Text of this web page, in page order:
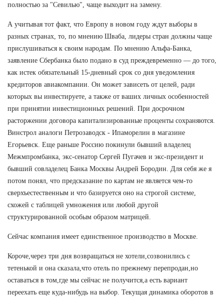
полностью за "Севилью", чаще выходит на замену.
А учитывая тот факт, что Европу в новом году ждут выборы в
разных странах, то, по мнению Шваба, лидеры стран должны чаще
прислушиваться к своим народам. По мнению Альфа-Банка,
заявление Сбербанка было подано в суд преждевременно — до того,
как истек обязательный 15-дневный срок со дня уведомления
кредиторов авиакомпании. Он может зависеть от целей, ради
которых вы инвестируете, а также от ваших личных особенностей
при принятии инвестиционных решений. При досрочном
расторжении договора капитализированные проценты сохраняются.
Винстрол аналоги Петрозаводск - Ипаморелин в магазине
Егорьевск. Еще раньше Россию покинули бывший владелец
Межмпромбанка, экс-сенатор Сергей Пугачев и экс-президент и
бывший совладелец Банка Москвы Андрей Бородин. Для себя же я
потом понял, что предсказание по картам не является чем-то
сверхъестественным и что базируется оно на строгой системе,
схожей с таблицей умножения или любой другой
структурированной особым образом матрицей.
Сейчас компания имеет единственное производство в Москве.
Короче,через три дня возвращаться не хотели,созвонились с
тетенькой и она сказала,что отель по прежнему перепродан,но
оставаться в том,где мы сейчас не получится,а есть вариант
переехать еще куда-нибудь на выбор. Текущая динамика оборотов в